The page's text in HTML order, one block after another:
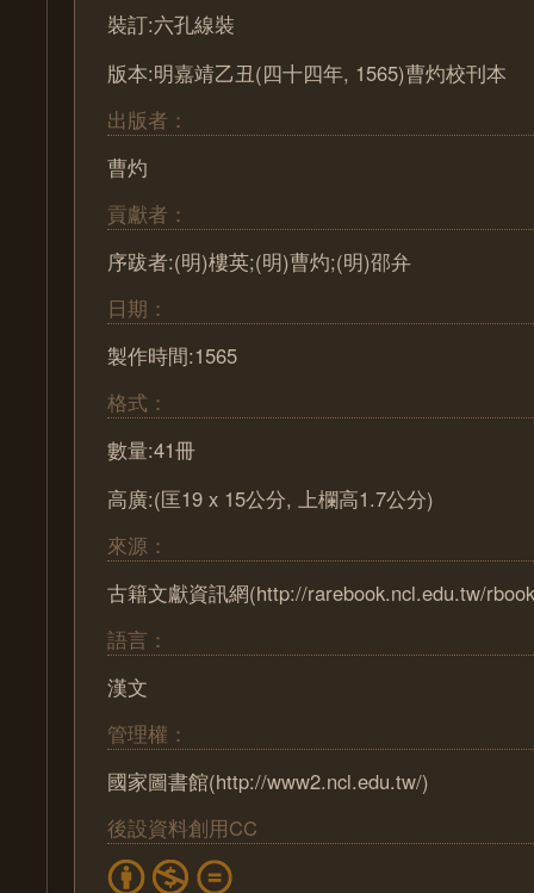
裝訂:六孔線裝
版本:明嘉靖乙丑(四十四年, 1565)曹灼校刊本
出版者：
曹灼
貢獻者：
序跋者:(明)樓英;(明)曹灼;(明)邵弁
日期：
製作時間:1565
格式：
數量:41冊
高廣:(匡19 x 15公分, 上欄高1.7公分)
來源：
古籍文獻資訊網(http://rarebook.ncl.edu.tw/
語言：
漢文
管理權：
國家圖書館(http://www2.ncl.edu.tw/)
後設資料創用CC